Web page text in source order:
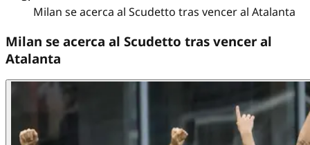
Milan se acerca al Scudetto tras vencer al Atalanta
Milan se acerca al Scudetto tras vencer al
Atalanta